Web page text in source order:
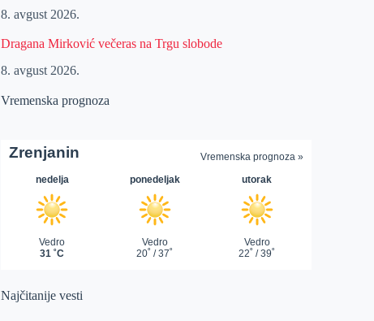
8. avgust 2026.
Dragana Mirković večeras na Trgu slobode
8. avgust 2026.
Vremenska prognoza
Najčitanije vesti